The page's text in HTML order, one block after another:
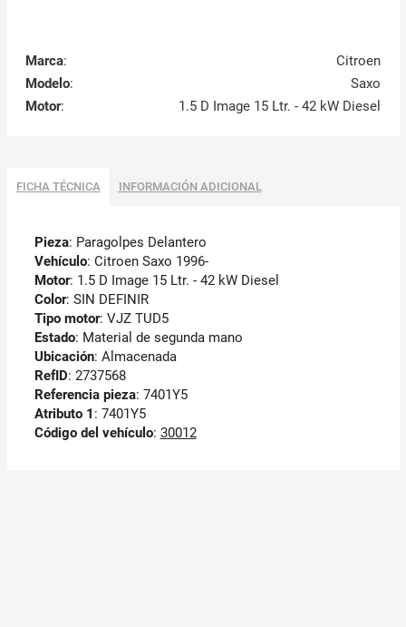
Marca:
Citroen
Modelo:
Saxo
Motor: 1.5 D Image 15 Ltr. - 42 kW Diesel
FICHA TÉCNICA INFORMACIÓN ADICIONAL
Pieza: Paragolpes Delantero
Vehículo: Citroen Saxo 1996-
Motor: 1.5 D Image 15 Ltr. - 42 kW Diesel
Color: SIN DEFINIR
Tipo motor: VJZ TUD5
Estado: Material de segunda mano
Ubicación: Almacenada
RefID: 2737568
Referencia pieza: 7401Y5
Atributo 1 : 7401Y5
Código del vehículo: 30012